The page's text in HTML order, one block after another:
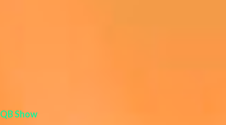
QB Show